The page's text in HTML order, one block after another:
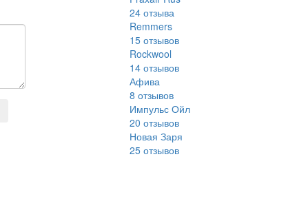
24 отзыва
Remmers
15 отзывов
Rockwool
14 отзывов
Афива
8 отзывов
Импульс Ойл
20 отзывов
Новая Заря
25 отзывов